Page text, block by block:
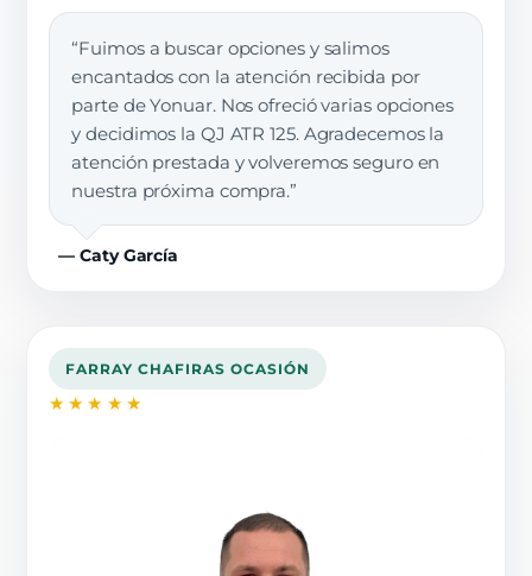
“Fuimos a buscar opciones y salimos
encantados con la atención recibida por
parte de Yonuar. Nos ofreció varias opciones
y decidimos la QJ ATR 125. Agradecemos la
atención prestada y volveremos seguro en
nuestra próxima compra.”
— Caty García
FARRAY CHAFIRAS OCASIÓN
★★★★★